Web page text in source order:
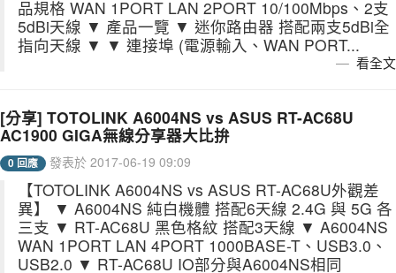
品規格 WAN 1PORT LAN 2PORT 10/100Mbps、2支
5dBi天線 ▼ 產品一覽 ▼ 迷你路由器 搭配兩支5dBi全
指向天線 ▼ ▼ 連接埠 (電源輸入、WAN PORT...
看全文
[分享] TOTOLINK A6004NS vs ASUS RT-AC68U
AC1900 GIGA無線分享器大比拚
0 回應 發表於 2017-06-19 09:09
【TOTOLINK A6004NS vs ASUS RT-AC68U外觀差
異】 ▼ A6004NS 純白機體 搭配6天線 2.4G 與 5G 各
三支 ▼ RT-AC68U 黑色格紋 搭配3天線 ▼ A6004NS
WAN 1PORT LAN 4PORT 1000BASE-T、USB3.0、
USB2.0 ▼ RT-AC68U IO部分與A6004NS相同